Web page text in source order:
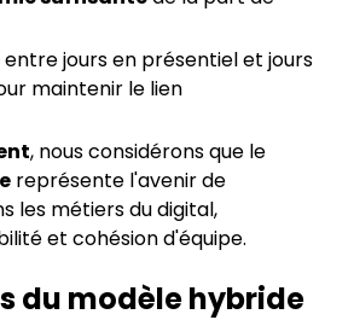
entre jours en présentiel et jours
maintenir le lien
, nous considérons que le
représente l'avenir de
les métiers du digital,
et cohésion d'équipe.
du modèle hybride